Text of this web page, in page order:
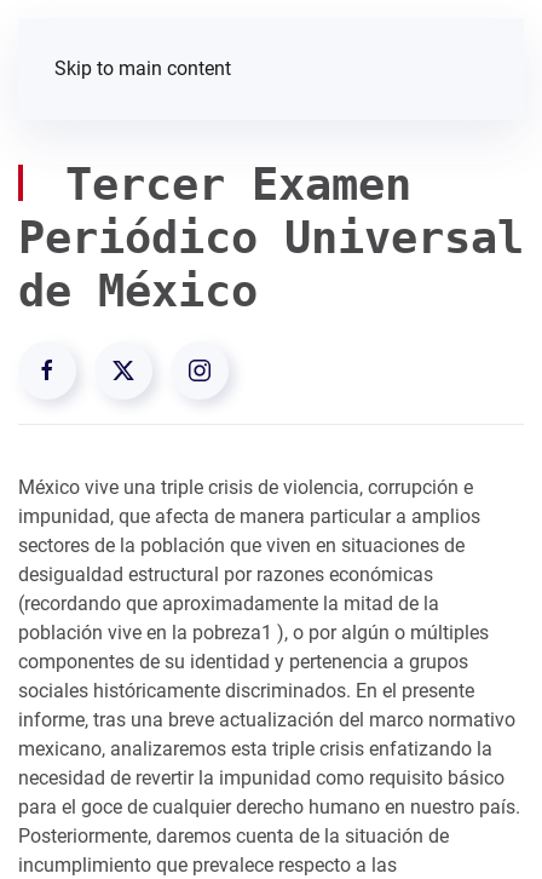
Skip to main content
Tercer Examen
Periódico Universal
de México
México vive una triple crisis de violencia, corrupción e
impunidad, que afecta de manera particular a amplios
sectores de la población que viven en situaciones de
desigualdad estructural por razones económicas
(recordando que aproximadamente la mitad de la
población vive en la pobreza1 ), o por algún o múltiples
componentes de su identidad y pertenencia a grupos
sociales históricamente discriminados. En el presente
informe, tras una breve actualización del marco normativo
mexicano, analizaremos esta triple crisis enfatizando la
necesidad de revertir la impunidad como requisito básico
para el goce de cualquier derecho humano en nuestro país.
Posteriormente, daremos cuenta de la situación de
incumplimiento que prevalece respecto a las